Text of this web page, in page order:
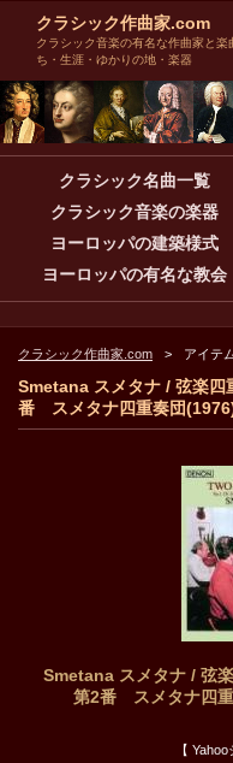
クラシック作曲家.com
クラシック音楽の有名な作曲家と
ち・生涯・ゆかりの地・楽器
クラシック名曲一覧
クラシック音楽の楽器
ヨーロッパの建築様式
ヨーロッパの有名な教会
クラシック作曲家.com アイテ
Smetana スメタナ / 弦楽四
番 スメタナ四重奏団
Smetana スメタナ / 弦
第2番 スメタナ四
【